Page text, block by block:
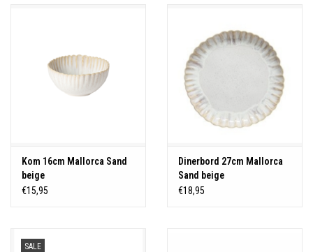
Kom 16cm Mallorca Sand
beige
€15,95
Dinerbord 27cm Mallorca
Sand beige
€18,95
SALE